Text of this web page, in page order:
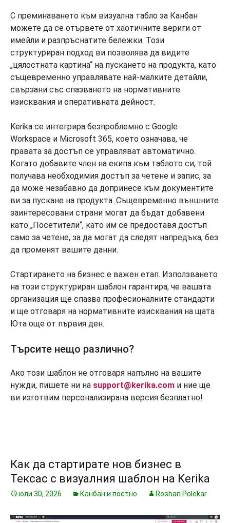
С преминаването към визуална табло за Канбан
можете да се отървете от хаотичните вериги от
имейли и разпръснатите бележки. Този
структуриран подход ви позволява да видите
„цялостната картина“ на пускането на продукта, като
същевременно управлявате най-малките детайли,
свързани със спазването на нормативните
изисквания и оперативната дейност.
Kerika се интегрира безпроблемно с Google
Workspace и Microsoft 365, което означава, че
правата за достъп се управляват автоматично.
Когато добавите член на екипа към таблото си, той
получава необходимия достъп за четене и запис, за
да може незабавно да допринесе към документите
ви за пускане на продукта. Същевременно външните
заинтересовани страни могат да бъдат добавени
като „Посетители“, като им се предоставя достъп
само за четене, за да могат да следят напредъка, без
да променят вашите данни.
Стартирането на бизнес е важен етап. Използването
на този структуриран шаблон гарантира, че вашата
организация ще спазва професионалните стандарти
и ще отговаря на нормативните изисквания на щата
Юта още от първия ден.
Търсите нещо различно?
Ако този шаблон не отговаря напълно на вашите
нужди, пишете ни на support@kerika.com и ние ще
ви изготвим персонализирана версия безплатно!
Как да стартирате нов бизнес в
Тексас с визуалния шаблон на Kerika
юли 30, 2026 Канбан и постно Roshan Polekar